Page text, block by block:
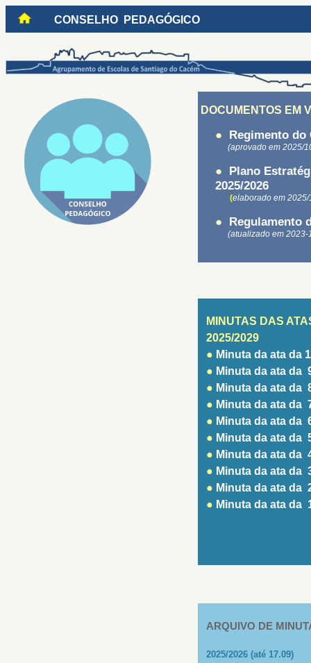
CONSELHO PEDAGÓGICO
DOCUMENTOS EM
● Regimento do
(aprovado em 2025/
● Plano
2025/2026
(elaborado em 2025/
● Regulamento
(atualizado em 2023-
MINUTAS DAS
2025/2029
● Minuta da ata da
● Minuta da ata da
● Minuta da ata da
● Minuta da ata da
● Minuta da ata da
● Minuta da ata da
● Minuta da ata da
● Minuta da ata da
● Minuta da ata da
● Minuta da ata da
ARQUIVO DE
2025/2026 (até 17.09)